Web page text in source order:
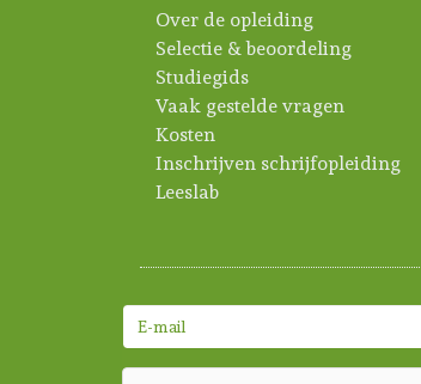
Over de opleiding
Selectie & beoordeling
Studiegids
Vaak gestelde vragen
Kosten
Inschrijven schrijfopleiding
Leeslab